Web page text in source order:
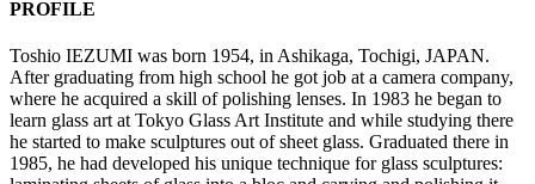
PROFILE
Toshio IEZUMI was born 1954, in Ashikaga, Tochigi, JAPAN.
After graduating from high school he got job at a camera company,
where he acquired a skill of polishing lenses. In 1983 he began to
learn glass art at Tokyo Glass Art Institute and while studying there
he started to make sculptures out of sheet glass. Graduated there in
1985, he had developed his unique technique for glass sculptures: